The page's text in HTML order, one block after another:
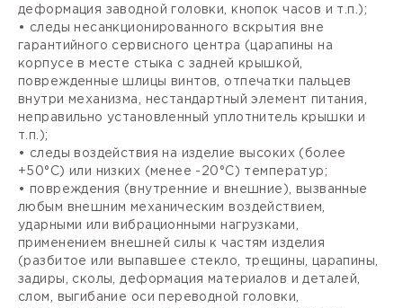
деформация заводной головки, кнопок часов и т.п.);
• следы несанкционированного вскрытия вне
гарантийного сервисного центра (царапины на
корпусе в месте стыка с задней крышкой,
поврежденные шлицы винтов, отпечатки пальцев
внутри механизма, нестандартный элемент питания,
неправильно установленный уплотнитель крышки и
т.п.);
• следы воздействия на изделие высоких (более
+50°С) или низких (менее -20°С) температур;
• повреждения (внутренние и внешние), вызванные
любым внешним механическим воздействием,
ударными или вибрационными нагрузками,
применением внешней силы к частям изделия
(разбитое или выпавшее стекло, трещины, царапины,
задиры, сколы, деформация материалов и деталей,
слом, выгибание оси переводной головки,